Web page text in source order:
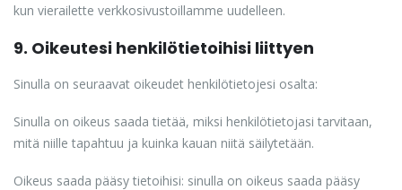
kun vierailette verkkosivustoillamme uudelleen.
9. Oikeutesi henkilötietoihisi liittyen
Sinulla on seuraavat oikeudet henkilötietojesi osalta:
Sinulla on oikeus saada tietää, miksi henkilötietojasi tarvitaan,
mitä niille tapahtuu ja kuinka kauan niitä säilytetään.
Oikeus saada pääsy tietoihisi: sinulla on oikeus saada pääsy